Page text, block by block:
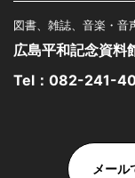
図書、雑誌、音楽・音
広島平和記念資料
Tel： 082-241-
メール